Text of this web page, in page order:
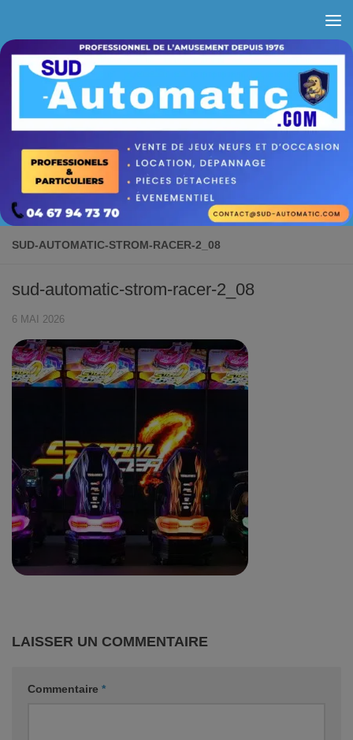
SUD-AUTOMATIC-STROM-RACER-2_08
sud-automatic-strom-racer-2_08
6 MAI 2026
LAISSER UN COMMENTAIRE
Commentaire *